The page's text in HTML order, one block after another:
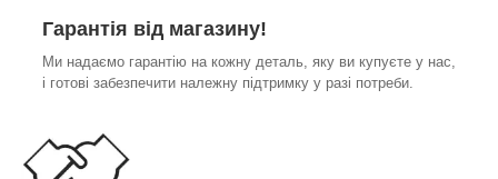
Гарантія від магазину!
Ми надаємо гарантію на кожну деталь, яку ви купуєте у нас,
і готові забезпечити належну підтримку у разі потреби.